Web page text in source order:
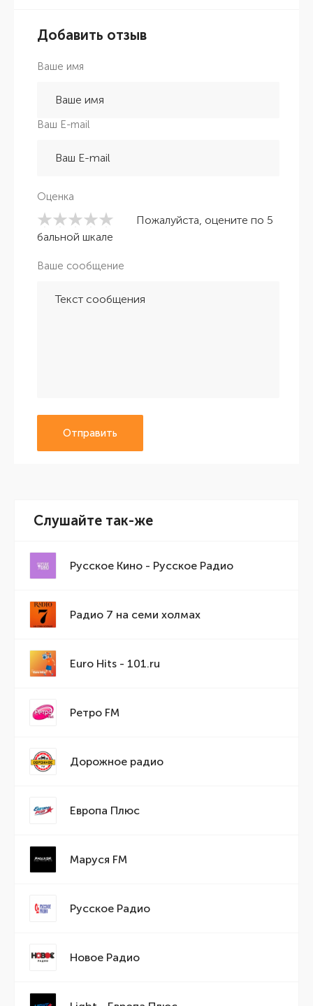
Добавить отзыв
Ваше имя
Ваш E-mail
Оценка
Пожалуйста, оцените по 5
бальной шкале
Ваше сообщение
Отправить
Слушайте так-же
Русское Кино - Русское Радио
Радио 7 на семи холмах
Euro Hits - 101.ru
Ретро FM
Дорожное радио
Европа Плюс
Маруся FM
Русское Радио
Новое Радио